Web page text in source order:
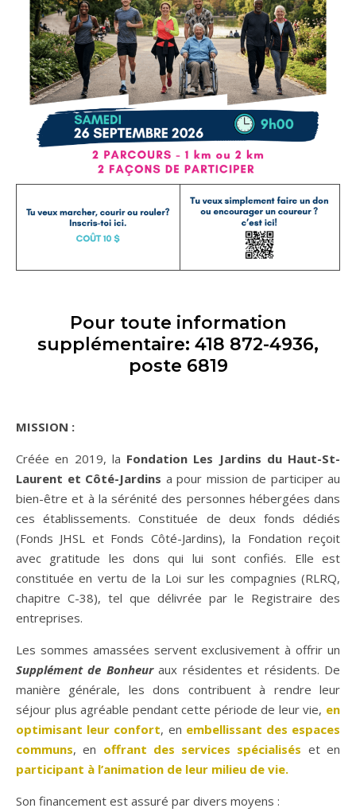
Pour toute information
supplémentaire: 418 872-4936,
poste 6819
MISSION :
Créée en 2019, la Fondation Les Jardins du Haut-St-
Laurent et Côté-Jardins a pour mission de participer au
bien-être et à la sérénité des personnes hébergées dans
ces établissements. Constituée de deux fonds dédiés
(Fonds JHSL et Fonds Côté-Jardins), la Fondation reçoit
avec gratitude les dons qui lui sont confiés. Elle est
constituée en vertu de la Loi sur les compagnies (RLRQ,
chapitre C-38), tel que délivrée par le Registraire des
entreprises.
Les sommes amassées servent exclusivement à offrir un
Supplément de Bonheuraux résidentes et résidents. De
manière générale, les dons contribuent à rendre leur
séjour plus agréable pendant cette période de leur vie, en
optimisant leur confort, en embellissant des espaces
communs, en offrant des services spécialisés et en
participant à l’animation de leur milieu de vie.
Son financement est assuré par divers moyens :